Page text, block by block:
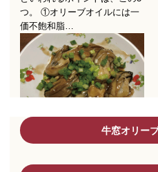
牛窓オリー